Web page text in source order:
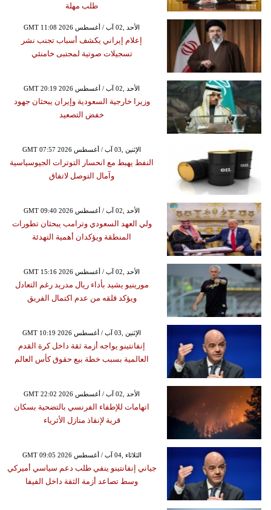
طلب مهلة
GMT 11:08 2026 الأحد ,02 آب / أغسطس
إعلام إيراني يكشف أسباب تجنب نشر
تسجيلات صوتية لمجتبى خامنئي
GMT 20:19 2026 الأحد ,02 آب / أغسطس
وزيرا خارجية السعودية وإيران يبحثان جهود
خفض التصعيد
GMT 07:57 2026 الإثنين ,03 آب / أغسطس
النفط يهبط مع انحسار التوترات الجيوسياسية
وآمال التوصل لاتفاق
GMT 09:40 2026 الأحد ,02 آب / أغسطس
ولي العهد السعودي وترامب يبحثان تطورات
المنطقة ويؤكدان أهمية التهدئة
GMT 15:16 2026 الأحد ,02 آب / أغسطس
مورينيو يشيد بأداء ريال مدريد رغم التعادل
ويؤكد قلقه من عدم اكتمال الفريق
GMT 10:19 2026 الإثنين ,03 آب / أغسطس
إنفانتينو يواجه أزمة ثقة داخل كرة القدم
العالمية بسبب خطة بيع حقوق كأس العالم
GMT 22:02 2026 الأحد ,02 آب / أغسطس
اتهامات للإطفاء الفرنسي بالتضحية بسكان
قرية لإنقاذ منازل الأثرياء
GMT 09:05 2026 الثلاثاء ,04 آب / أغسطس
جياني إنفانتينو ينفي طلب دعم سياسي أميركي
وسط تصاعد أزمة الثقة داخل الفيفا